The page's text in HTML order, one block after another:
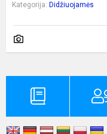
Kategorija: Didžiuojamės